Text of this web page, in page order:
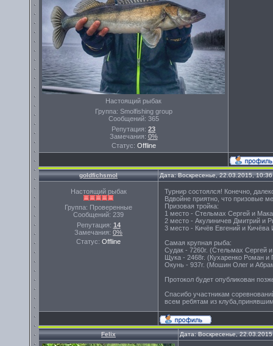
Настоящий рыбак
Группа: Smolfishing group
Сообщений: 365
Репутация: 23
Замечания: 0%
Статус: Offline
goldfichsmol Дата: Воскресенье, 22.03.2015,
Настоящий рыбак
Группа: Проверенные
Сообщений: 239
Репутация: 14
Замечания: 0%
Статус: Offline
Турнир состоялся! Конечно,
Вдвойне приятно, что призовые
Призовая тройка:
1 место - Стельмах Сергей и
2 место - Акулиничев Дмитрий и
3 место - Кичёв Евгений и Кичёва
Самая крупная рыба:
Судак - 7260г. (Стельмах Сергей
Щука - 2468г. (Кухаренко Роман и
Окунь - 937г. (Мошин Олег и
Протокол будет опубликован
Спасибо участникам
всем ребятам из
Felix Дата: Воскресенье,